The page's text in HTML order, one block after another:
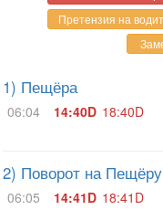
1) Пещёра
06:04 14:40D 18:40D
2) Поворот на Пещёру
06:05 14:41D 18:41D